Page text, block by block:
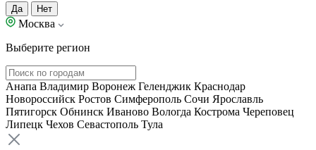
Да Нет
Москва
Выберите регион
Анапа Владимир Воронеж Геленджик Краснодар
Новороссийск Ростов Симферополь Сочи Ярославль
Пятигорск Обнинск Иваново Вологда Кострома Череповец
Липецк Чехов Севастополь Тула